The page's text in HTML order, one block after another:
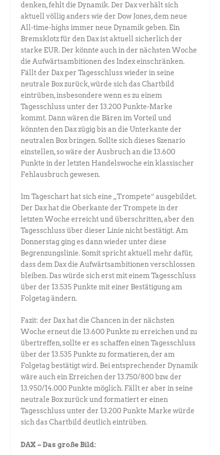
denken, fehlt die Dynamik. Der Dax verhält sich
aktuell völlig anders wie der Dow Jones, dem neue
All-time-highs immer neue Dynamik geben. Ein
Bremsklotz für den Dax ist aktuell sicherlich der
starke EUR. Der könnte auch in der nächsten Woche
die Aufwärtsambitionen des Index einschränken.
Fällt der Dax per Tagesschluss wieder in seine
neutrale Box zurück, würde sich das Chartbild
eintrüben, insbesondere wenn es zu einem
Tagesschluss unter der 13.200 Punkte-Marke
kommt. Dann wären die Bären im Vorteil und
könnten den Dax zügig bis an die Unterkante der
neutralen Box bringen. Sollte sich dieses Szenario
einstellen, so wäre der Ausbruch an die 13.600
Punkte in der letzten Handelswoche ein klassischer
Fehlausbruch gewesen.
Im Tageschart hat sich eine „Trompete“ ausgebildet.
Der Dax hat die Oberkante der Trompete in der
letzten Woche erreicht und überschritten, aber den
Tagesschluss über dieser Linie nicht bestätigt. Am
Donnerstag ging es dann wieder unter diese
Begrenzungslinie. Somit spricht aktuell mehr dafür,
dass dem Dax die Aufwärtsambitionen verschlossen
bleiben. Das würde sich erst mit einem Tagesschluss
über der 13.535 Punkte mit einer Bestätigung am
Folgetag ändern.
Fazit: der Dax hat die Chancen in der nächsten
Woche erneut die 13.600 Punkte zu erreichen und zu
übertreffen, sollte er es schaffen einen Tagesschluss
über der 13.535 Punkte zu formatieren, der am
Folgetag bestätigt wird. Bei entsprechender Dynamik
wäre auch ein Erreichen der 13.750/800 bzw. der
13.950/14.000 Punkte möglich. Fällt er aber in seine
neutrale Box zurück und formatiert er einen
Tagesschluss unter der 13.200 Punkte Marke würde
sich das Chartbild deutlich eintrüben.
DAX – Das große Bild: